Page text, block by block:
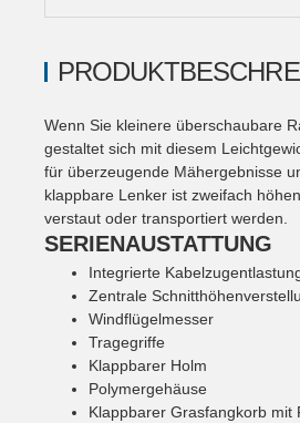
Wenn Sie kleinere überschaubare
gestaltet sich mit diesem
für überzeugende Mähergebnisse
klappbare Lenker ist zweifach
verstaut oder transportiert werden.
SERIENAUSTATTUNG
Integrierte
Zentrale
Windflügelmesser
Tragegriffe
Klappbarer Holm
Polymergehäuse
Klappbarer Grasfangkorb mit